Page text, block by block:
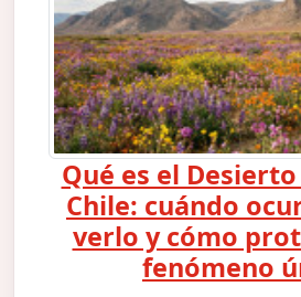
Qué es el
Chile: cuándo
verlo y cómo
fenómeno